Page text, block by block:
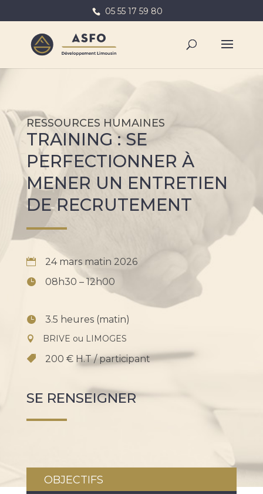
05 55 17 59 80
RESSOURCES HUMAINES
TRAINING : SE
PERFECTIONNER À
MENER UN ENTRETIEN
DE RECRUTEMENT
24 mars matin 2026
08h30 – 12h00
3.5 heures (matin)
BRIVE ou LIMOGES
200 € H.T / participant
SE RENSEIGNER
OBJECTIFS